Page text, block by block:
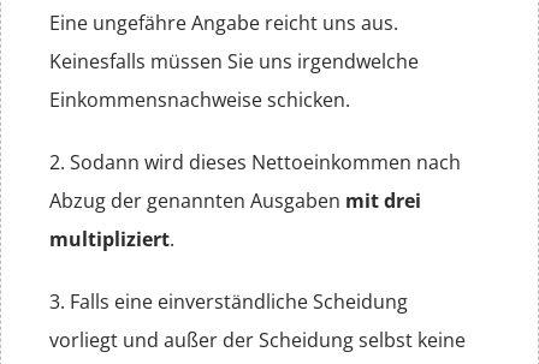
Eine ungefähre Angabe reicht uns aus.
Keinesfalls müssen Sie uns irgendwelche
Einkommensnachweise schicken.
2. Sodann wird dieses Nettoeinkommen nach
Abzug der genannten Ausgaben mit drei
multipliziert.
3. Falls eine einverständliche Scheidung
vorliegt und außer der Scheidung selbst keine